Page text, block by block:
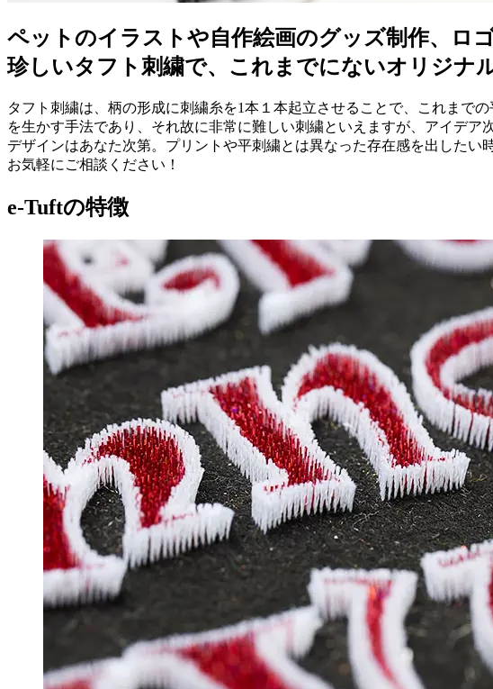
ペットのイラストや自作絵画のグッズ制作、ロ
珍しいタフト刺繍で、これまでにないオリジナ
タフト刺繍は、柄の形成に刺繍糸を1本１本起立させることで、これまで
を生かす手法であり、それ故に非常に難しい刺繍といえますが、アイデア
デザインはあなた次第。プリントや平刺繍とは異なった存在感を出した
お気軽にご相談ください！
e-Tuftの特徴